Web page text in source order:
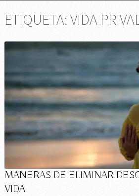
ETIQUETA: VIDA
MANERAS DE ELIMINAR
VIDA